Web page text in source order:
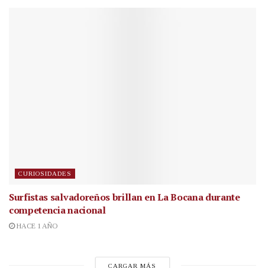
CURIOSIDADES
Surfistas salvadoreños brillan en La Bocana durante
competencia nacional
HACE 1 AÑO
CARGAR MÁS